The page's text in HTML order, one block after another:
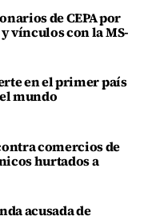
de CEPA por
vínculos con la MS-
en el primer país
mundo
comercios de
hurtados a
acusada de